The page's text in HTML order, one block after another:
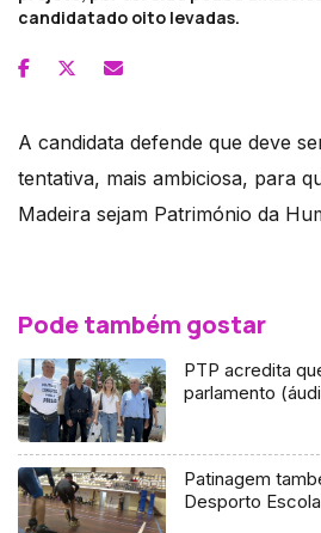
candidatado oito levadas.
A candidata defende que deve
tentativa, mais ambiciosa, para
Madeira sejam Património da
Pode também gostar
PTP acredita
parlamento
Patinagem
Desporto